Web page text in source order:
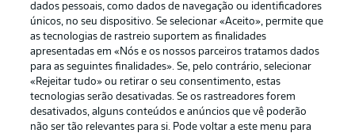
Football as it’s meant to be
APLICATIVO DA BUNDESLIGA
dados pessoais, como dados de navegação ou identificadores
únicos, no seu dispositivo. Se selecionar «Aceito», permite que
as tecnologias de rastreio suportem as finalidades
apresentadas em «Nós e os nossos parceiros tratamos dados
para as seguintes finalidades». Se, pelo contrário, selecionar
«Rejeitar tudo» ou retirar o seu consentimento, estas
tecnologias serão desativadas. Se os rastreadores forem
desativados, alguns conteúdos e anúncios que vê poderão
não ser tão relevantes para si. Pode voltar a este menu para